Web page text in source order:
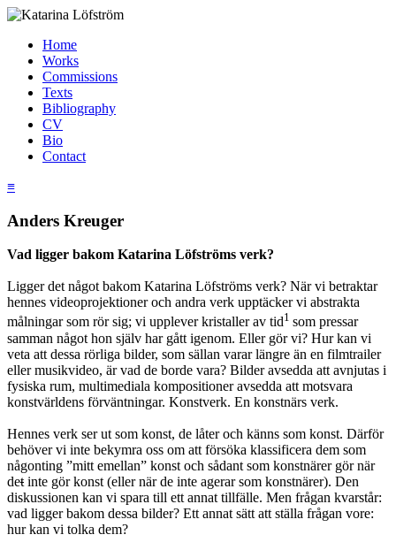
Home
Works
Commissions
Texts
Bibliography
CV
Bio
Contact
≡
Anders Kreuger
Vad ligger bakom Katarina Löfströms verk?
Ligger det något bakom Katarina Löfströms verk? När vi betraktar
hennes videoprojektioner och andra verk upptäcker vi abstrakta
målningar som rör sig; vi upplever kristaller av tid1 som pressar
samman något hon själv har gått igenom. Eller gör vi? Hur kan vi
veta att dessa rörliga bilder, som sällan varar längre än en filmtrailer
eller musikvideo, är vad de borde vara? Bilder avsedda att avnjutas i
fysiska rum, multimediala kompositioner avsedda att motsvara
konstvärldens förväntningar. Konstverk. En konstnärs verk.
Hennes verk ser ut som konst, de låter och känns som konst. Därför
behöver vi inte bekymra oss om att försöka klassificera dem som
någonting ”mitt emellan” konst och sådant som konstnärer gör när
det inte gör konst (eller när de inte agerar som konstnärer). Den
diskussionen kan vi spara till ett annat tillfälle. Men frågan kvarstår:
vad ligger bakom dessa bilder? Ett annat sätt att ställa frågan vore:
hur kan vi tolka dem?